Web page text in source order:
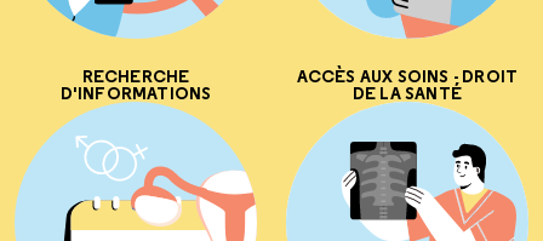
RECHERCHE
D'INFORMATIONS
ACCÈS AUX SOINS - DROIT
DE LA SANTÉ